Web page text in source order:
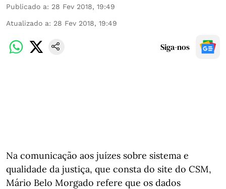
Publicado a: 28 Fev 2018, 19:49
Atualizado a: 28 Fev 2018, 19:49
Siga-nos
Na comunicação aos juízes sobre sistema e
qualidade da justiça, que consta do site do CSM,
Mário Belo Morgado refere que os dados